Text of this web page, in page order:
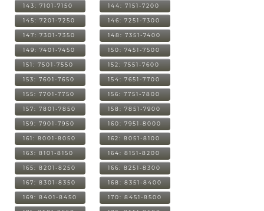
143: 7101-7150 144: 7151-7200
145: 7201-7250 146: 7251-7300
147: 7301-7350 148: 7351-7400
149: 7401-7450 150: 7451-7500
151: 7501-7550 152: 7551-7600
153: 7601-7650 154: 7651-7700
155: 7701-7750 156: 7751-7800
157: 7801-7850 158: 7851-7900
159: 7901-7950 160: 7951-8000
161: 8001-8050 162: 8051-8100
163: 8101-8150 164: 8151-8200
165: 8201-8250 166: 8251-8300
167: 8301-8350 168: 8351-8400
169: 8401-8450 170: 8451-8500